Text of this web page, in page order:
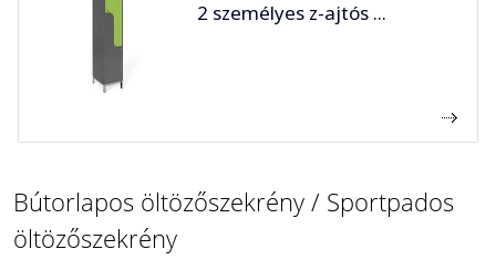
2 személyes z-ajtós ...
Bútorlapos öltözőszekrény / Sportpados
öltözőszekrény